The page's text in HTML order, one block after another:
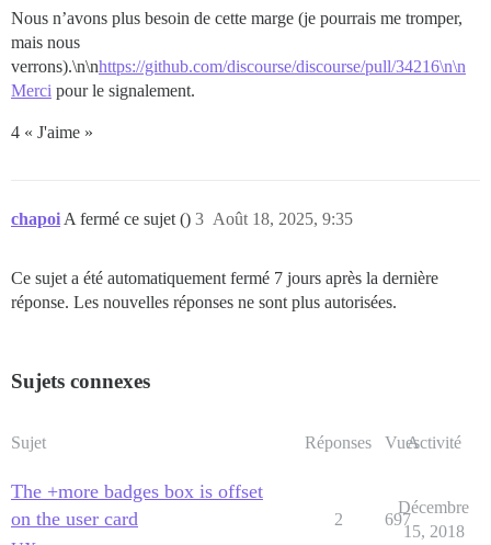
Nous n’avons plus besoin de cette marge (je pourrais me tromper,
mais nous
verrons).\n\nhttps://github.com/discourse/discourse/pull/34216\n\n
Merci pour le signalement.
4 « J'aime »
chapoi A fermé ce sujet () Août 18, 2025, 9:35
3
Ce sujet a été automatiquement fermé 7 jours après la dernière
réponse. Les nouvelles réponses ne sont plus autorisées.
Sujets connexes
Sujet Réponses VuesActivité
The +more badges box is offset
on the user card
2 697
Décembre
15, 2018